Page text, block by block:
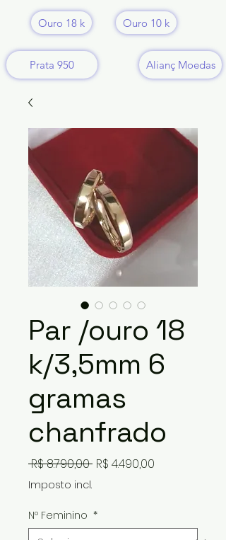
Ouro 18 k Ouro 10 k
Prata 950 Alianç Moedas
Par /ouro 18
k/3,5mm 6
gramas
chanfrado
R$ 8.790,00 Preço
R$ 4.490,00
Imposto incl.
Nº Feminino *